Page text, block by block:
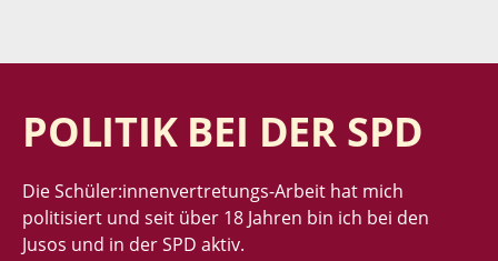
POLITIK BEI DER SPD
Die Schüler:innenvertretungs-Arbeit hat mich
politisiert und seit über 18 Jahren bin ich bei den
Jusos und in der SPD aktiv.